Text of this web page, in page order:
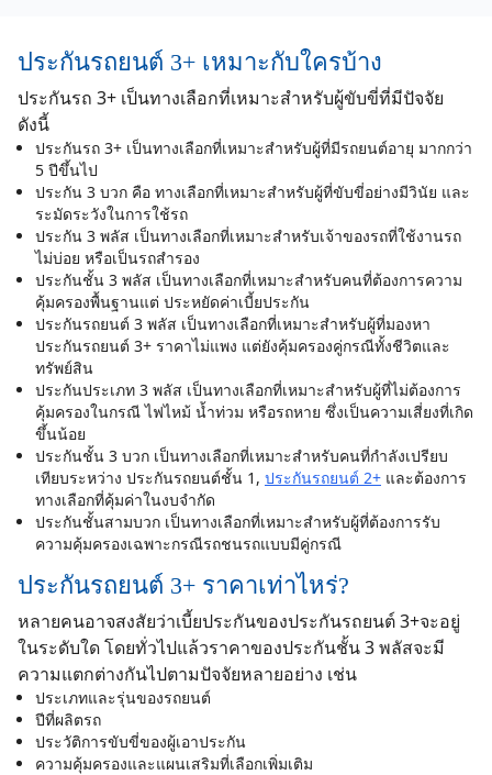
2. เรื่องที่จ่ายเงินไปแล้ว ไม่ได้เอกสารหรือเอกสารข้า : ขอ
อธิบายเพิ่มเต็มการที่เราย้ายโบกเกอร์ (เราก็ย้ายจากRabbit
> Silkspan) ทางประกันจะไม่สามารถดำเนินการออก
กรมธรรม์ใหม่ได้เลย เนื่องจากต้องรอให้ทางกรมธรรม์เดิม
หมดอายุก่อน ซึ่งเรารอประมาณ 14 วันหลังจากประกันเดิม
หมดอายุ ถึงจะได้กรมธรรม์ฉบับจริง (ทั้งนี้คือเราโอนจ่าย
เต็มจำนวน สำหรับคนอื่นที่ผ่านจ่ายอาจจะไม่ไม่ได้เลย อยู่ที่
ตกลงกับทางบริษัท) ซึ่งระหว่าง 14 วันที่รอเอกสาร
กรมธรรม์ใหม่ หากเกิดอุบัติเหตุสามารถเคลมได้ปกติ เรา
ทางโบกเกอร์จะออกเลขกรมธรรม์ชั่วคราวให้กับเราไว้
ก่อน
3. รับประกันของตกแต่งตามที่ขอไปครบไหม : ตอนแรกที่
ส่งมาขาดอุปกรถม์ไป 1 ตัว ทางเราเลยติดต่อไปกับกับโบก
เกอร์ซึ่งน้องก็ส่งเรื่องเพิ่มเติมให้ รอประมาณ 14 วันทาง
วิริยะก็ออกใบแนบท้ายกรมธรรม์เพิ่มเติมให้
จบการรีวิว หวังว่าจะเป็นประโยชน์ไม่มากก็น้อยกับเพื่อนๆ
ท่านอื่น
ประกันรถยนต์ 3+ เหมาะกับใครบ้าง
ประกันรถ 3+ เป็นทางเลือกที่เหมาะสำหรับผู้ขับขี่ที่มีปัจจัย
ดังนี้
ประกันรถ 3+ เป็นทางเลือกที่เหมาะสำหรับผู้ที่มีรถยนต์อายุ มากกว่า
5 ปีขึ้นไป
ประกัน 3 บวก คือ ทางเลือกที่เหมาะสำหรับผู้ที่ขับขี่อย่างมีวินัย และ
ระมัดระวังในการใช้รถ
ประกัน 3 พลัส เป็นทางเลือกที่เหมาะสำหรับเจ้าของรถที่ใช้งานรถ
ไม่บ่อย หรือเป็นรถสำรอง
ประกันชั้น 3 พลัส เป็นทางเลือกที่เหมาะสำหรับคนที่ต้องการความ
คุ้มครองพื้นฐานแต่ ประหยัดค่าเบี้ยประกัน
ประกันรถยนต์ 3 พลัส เป็นทางเลือกที่เหมาะสำหรับผู้ที่มองหา
ประกันรถยนต์ 3+ ราคาไม่แพง แต่ยังคุ้มครองคู่กรณีทั้งชีวิตและ
ทรัพย์สิน
ประกันประเภท 3 พลัส เป็นทางเลือกที่เหมาะสำหรับผู้ที่ไม่ต้องการ
คุ้มครองในกรณี ไฟไหม้ น้ำท่วม หรือรถหาย ซึ่งเป็นความเสี่ยงที่เกิด
ขึ้นน้อย
ประกันชั้น 3 บวก เป็นทางเลือกที่เหมาะสำหรับคนที่กำลังเปรียบ
เทียบระหว่าง ประกันรถยนต์ชั้น 1, ประกันรถยนต์ 2+ และต้องการ
ทางเลือกที่คุ้มค่าในงบจำกัด
ประกันชั้นสามบวก เป็นทางเลือกที่เหมาะสำหรับผู้ที่ต้องการรับ
ความคุ้มครองเฉพาะกรณีรถชนรถแบบมีคู่กรณี
ประกันรถยนต์ 3+ ราคาเท่าไหร่?
หลายคนอาจสงสัยว่าเบี้ยประกันของประกันรถยนต์ 3+จะอยู่
ในระดับใด โดยทั่วไปแล้วราคาของประกันชั้น 3 พลัสจะมี
ความแตกต่างกันไปตามปัจจัยหลายอย่าง เช่น
ประเภทและรุ่นของรถยนต์
ปีที่ผลิตรถ
ประวัติการขับขี่ของผู้เอาประกัน
ความคุ้มครองและแผนเสริมที่เลือกเพิ่มเติม